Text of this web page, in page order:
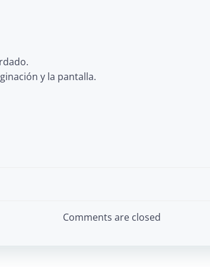
y la pantalla.
navigation
Comments are closed